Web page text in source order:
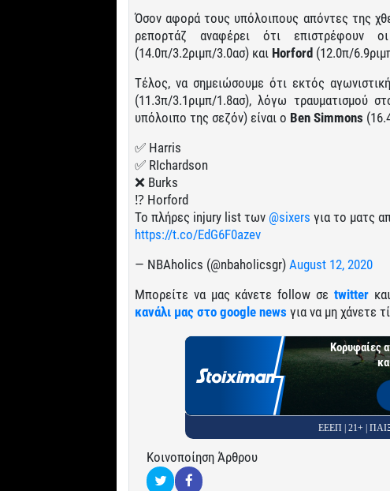
Όσον αφορά τους υπόλοιπους απόντες της
ρεπορτάζ αναφέρει ότι επιστρέφουν
(14.0π/3.2ριμπ/3.0ασ) και Horford (12.0π/
Τέλος, να σημειώσουμε ότι εκτός
(11.3π/3.1ριμπ/1.8ασ), λόγω τραυματισμού
υπόλοιπο της σεζόν) είναι ο Ben Simmons
✅ Harris
✅ RIchardson
❌ Burks
⁉ Horford
Το πλήρες injury list των @sixers για το ματς
https://t.co/EdG6F0azev
— NBAholics (@nbaholicsgr) August 12, 2020
Μπορείτε να μας κάνετε follow σε twitter και
κανάλι μας στο google news για να μη χάνετε
Κορυφαίες
ΕΕΕΠ | 21+ |
Κοινοποίηση Άρθρου